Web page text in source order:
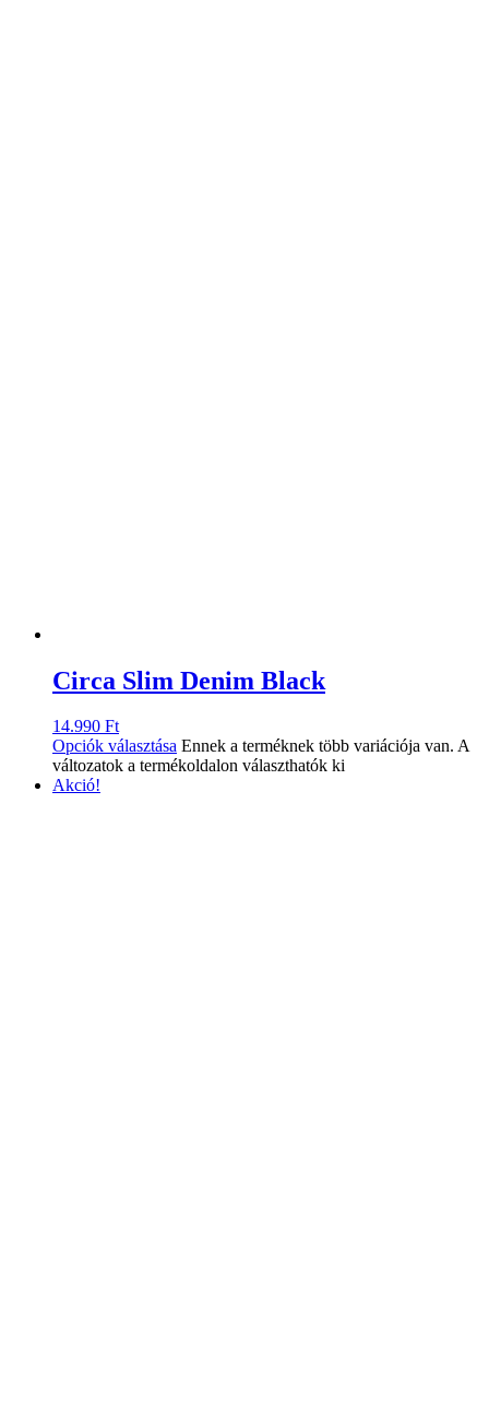
Circa Slim Denim Black
14.990 Ft
Opciók választása Ennek a terméknek több variációja van. A
változatok a termékoldalon választhatók ki
Akció!